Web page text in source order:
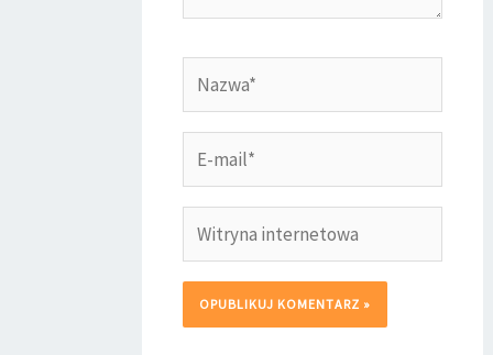
Nazwa*
mail*
Witryna
internetowa